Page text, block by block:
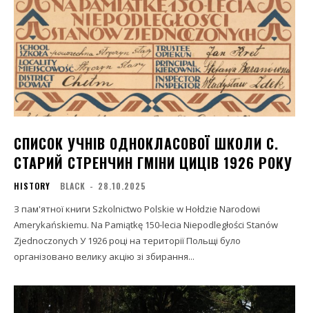
СПИСОК УЧНІВ ОДНОКЛАСОВОЇ ШКОЛИ C.
СТАРИЙ СТРЕНЧИН ГМІНИ ЦИЦІВ 1926 РОКУ
HISTORY BLACK - 28.10.2025
З пам'ятної книги Szkolnictwo Polskie w Hołdzie Narodowi
Amerykańskiemu. Na Pamiątkę 150-lecia Niepodległości Stanów
Zjednoczonych У 1926 році на території Польщі було
організовано велику акцію зі збирання...